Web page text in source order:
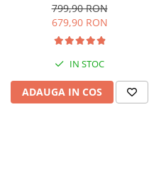
interioara, H 84 cm, Negru
799,90 RON
679,90 RON
IN STOC
ADAUGA IN COS